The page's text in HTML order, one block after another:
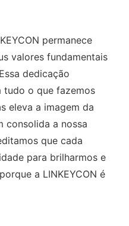
permanece
valores fundamentais
dedicação
tudo o que fazemos
eleva a imagem da
consolida a nossa
que cada
para brilharmos e
a LINKEYCON é